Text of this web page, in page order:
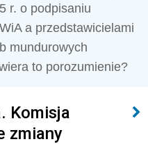
r. o podpisaniu
a przedstawicielami
mundurowych
to porozumienie?
Komisja
zmiany